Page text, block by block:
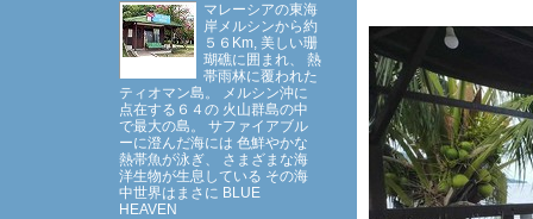
マレーシアの東海
岸メルシンから約
５６Km, 美しい珊
瑚礁に囲まれ、 熱
帯雨林に覆われた
ティオマン島。 メルシン沖に
点在する６４の 火山群島の中
で最大の島。 サファイアブル
ーに澄んだ海には 色鮮やかな
熱帯魚が泳ぎ、 さまざまな海
洋生物が生息している その海
中世界はまさに BLUE
HEAVEN